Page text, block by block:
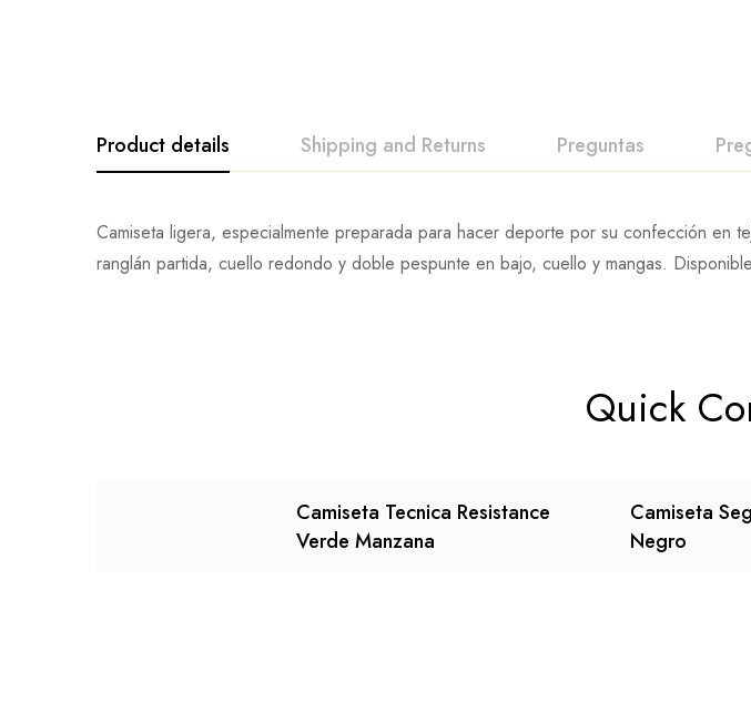
Product details Shipping and Returns Preguntas
Camiseta ligera, especialmente preparada para hacer deporte por su confección en
ranglán partida, cuello redondo y doble pespunte en bajo, cuello y mangas.
Quick
Camiseta Tecnica Resistance
Verde Manzana
Camiseta
Negro